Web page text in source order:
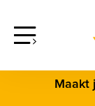
Maakt